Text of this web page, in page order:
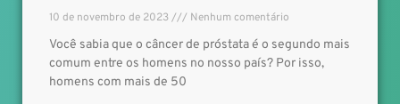
10 de novembro de 2023 Nenhum comentário
Você sabia que o câncer de próstata é o segundo mais
comum entre os homens no nosso país? Por isso,
homens com mais de 50